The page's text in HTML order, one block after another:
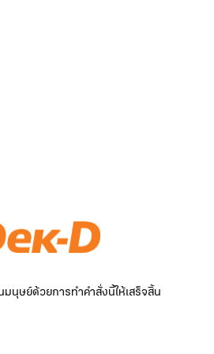
นุษย์ด้วยการทำคำสั่งนี้ให้เสร็จสิ้น